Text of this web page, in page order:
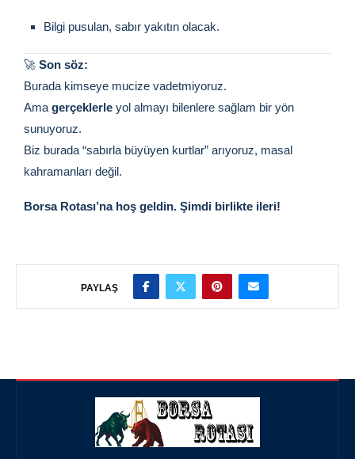
Bilgi pusulan, sabır yakıtın olacak.
🚀 Son söz:
Burada kimseye mucize vadetmiyoruz.
Ama gerçeklerle yol almayı bilenlere sağlam bir yön
sunuyoruz.
Biz burada “sabırla büyüyen kurtlar” arıyoruz, masal
kahramanları değil.
Borsa Rotası’na hoş geldin. Şimdi birlikte ileri!
PAYLAŞ